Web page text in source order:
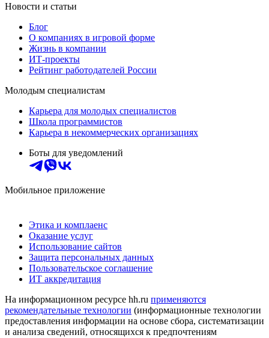
Новости и статьи
Блог
О компаниях в игровой форме
Жизнь в компании
ИТ-проекты
Рейтинг работодателей России
Молодым специалистам
Карьера для молодых специалистов
Школа программистов
Карьера в некоммерческих организациях
Боты для уведомлений
Мобильное приложение
Этика и комплаенс
Оказание услуг
Использование сайтов
Защита персональных данных
Пользовательское соглашение
ИТ аккредитация
На информационном ресурсе hh.ru применяются
рекомендательные технологии (информационные технологии
предоставления информации на основе сбора, систематизации
и анализа сведений, относящихся к предпочтениям